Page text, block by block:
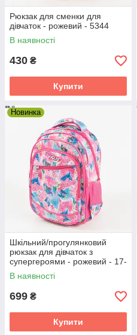
Рюкзак для сменки для
дівчаток - рожевий - 5344
В наявності
430 ₴
Купити
Новинка
Шкільний/прогулянковий
рюкзак для дівчаток з
супергероями - рожевий - 17-
006
В наявності
699 ₴
Купити